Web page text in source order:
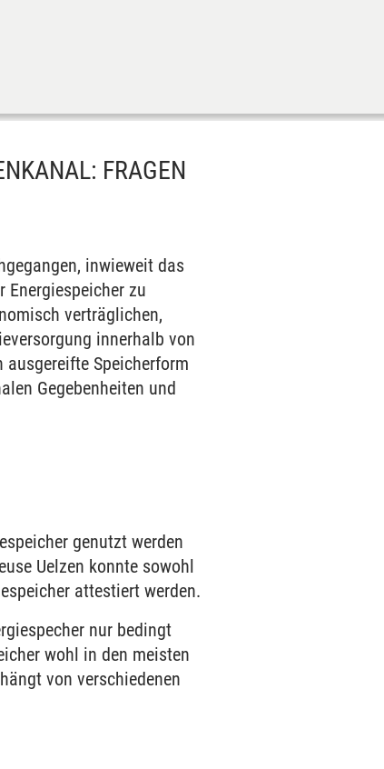
FRAGEN
inwieweit das
Energiespeicher zu
verträglichen,
innerhalb von
ausgereifte Speicherform
Gegebenheiten und
genutzt werden
Uelzen konnte sowohl
attestiert werden.
nur bedingt
wohl in den meisten
von verschiedenen